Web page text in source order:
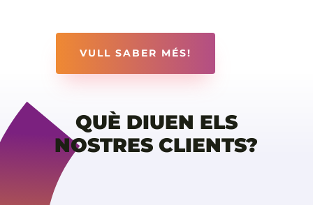
VULL SABER MÉS!
QUÈ DIUEN ELS
NOSTRES CLIENTS?